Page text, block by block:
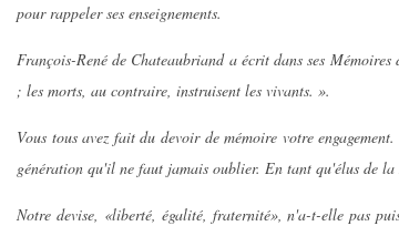
pour rappeler ses enseignements.
François-René de Chateaubriand a écrit dans ses
; les morts, au contraire, instruisent les vivants. ».
Vous tous avez fait du devoir de mémoire votre
génération qu'il ne faut jamais oublier. En tant qu'élus de
Notre devise, «liberté, égalité, fraternité», n'a-t-elle pas